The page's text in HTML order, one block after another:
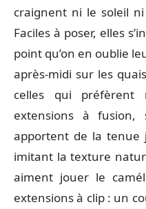
craignent ni le soleil ni
Faciles à poser, elles
point qu’on en oublie
après-midi sur les
celles qui
extensions à fusion,
apportent de la tenue
imitant la texture
aiment jouer le
extensions à clip : un